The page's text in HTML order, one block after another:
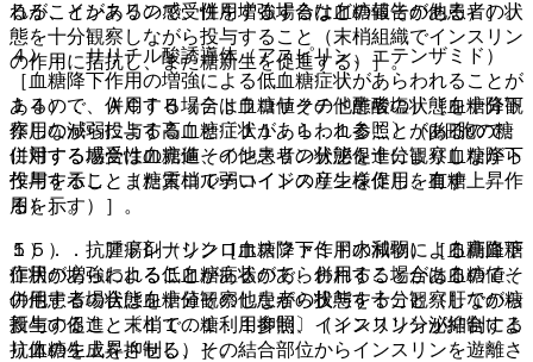
れることがあるので、併用する場合は血糖値その他患者の状
態を十分観察しながら投与すること（末梢組織でインスリン
の作用に拮抗し、また糖新生を促進する）］。
１４）． ＡＣＴＨ（テトラコサクチド酢酸塩）［血糖降下
作用の減弱による高血糖症状があらわれることがあるので、
併用する場合は血糖値その他患者の状態を十分観察しながら
投与すること（糖質コルチコイドの産生を促し、血糖上昇作
用を示す）］。
１５）． アドレナリン［血糖降下作用の減弱による高血糖
症状があらわれることがあるので、併用する場合は血糖値そ
の他患者の状態を十分観察しながら投与すること（肝での糖
新生の促進、末梢での糖利用抑制、インスリン分泌抑制によ
り血糖を上昇させる）］。
るが、インスリン感受性を増強するなどの報告がある）］。
４）． サリチル酸誘導体（アスピリン、エテンザミド）
［血糖降下作用の増強による低血糖症状があらわれることが
あるので、併用する場合は血糖値その他患者の状態を十分観
察しながら投与すること〔１１．１．１参照〕（β細胞の糖
に対する感受性の亢進、インスリン分泌促進により血糖降下
作用を示し、また末梢で弱いインスリン様作用を有す
る）］。
５）． 抗腫瘍剤（シクロホスファミド水和物）［血糖降下
作用の増強による低血糖症状があらわれることがあるので、
併用する場合は血糖値その他患者の状態を十分観察しながら
投与すること〔１１．１．１参照〕（インスリンが結合する
抗体の生成を抑制し、その結合部位からインスリンを遊離さ